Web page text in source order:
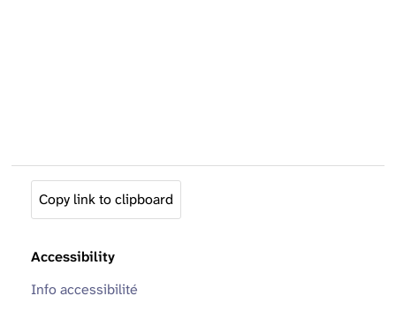
Copy link to clipboard
Accessibility
Info accessibilité